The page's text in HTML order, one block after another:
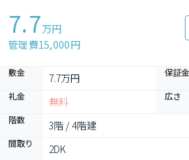
7.7万円
管理費15,000円
敷金 7.7万円 保証金
礼金 無料 広さ
階数 3階 / 4階建
間取り 2DK